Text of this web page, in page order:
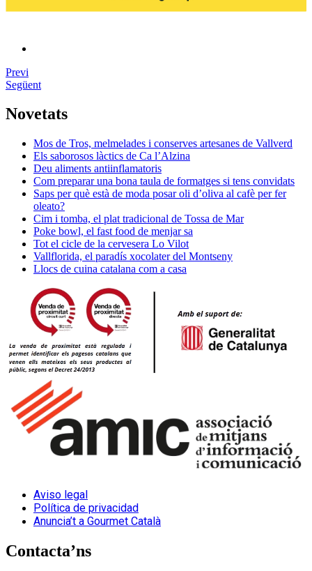
Previ
Següent
Novetats
Mos de Tros, melmelades i conserves artesanes de Vallverd
Els saborosos làctics de Ca l’Alzina
Deu aliments antiinflamatoris
Com preparar una bona taula de formatges si tens convidats
Saps per què està de moda posar oli d’oliva al cafè per fer
oleato?
Cim i tomba, el plat tradicional de Tossa de Mar
Poke bowl, el fast food de menjar sa
Tot el cicle de la cervesera Lo Vilot
Vallflorida, el paradís xocolater del Montseny
Llocs de cuina catalana com a casa
Aviso legal
Política de privacidad
Anuncia’t a Gourmet Català
Contacta’ns